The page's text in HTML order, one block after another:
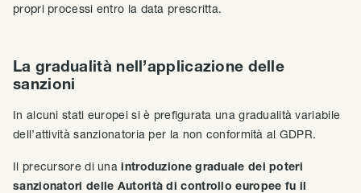
propri processi entro la data prescritta.
La gradualità nell’applicazione delle
sanzioni
In alcuni stati europei si è prefigurata una gradualità variabile
dell’attività sanzionatoria per la non conformità al GDPR.
Il precursore di unaintroduzione graduale dei poteri
sanzionatori delle Autorità di controllo europee fu il